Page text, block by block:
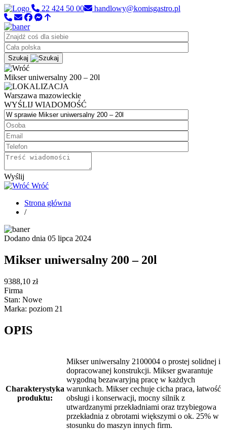
22 424 50 00 handlowy@komisgastro.pl
Szukaj
Mikser uniwersalny 200 – 20l
Warszawa mazowieckie
WYŚLIJ WIADOMOŚĆ
Wyślij
Wróć
Strona główna
/
Dodano dnia 05 lipca 2024
Mikser uniwersalny 200 – 20l
9388,10 zł
Firma
Stan: Nowe
Marka: poziom 21
OPIS
Charakterystyka
produktu:
Mikser uniwersalny 2100004 o prostej solidnej i
dopracowanej konstrukcji. Mikser gwarantuje
wygodną bezawaryjną pracę w każdych
warunkach. Mikser cechuje cicha praca, łatwość
obsługi i konserwacji, mocny silnik z
utwardzanymi przekładniami oraz trzybiegowa
przekładnia z obrotami większymi o ok. 25% w
stosunku do maszyn innych firm.